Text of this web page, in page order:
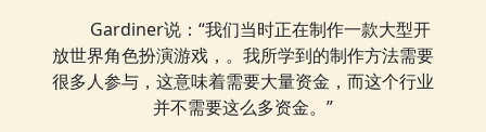
Gardiner说：“我们当时正在制作一款大型开
放世界角色扮演游戏，。我所学到的制作方法需要
很多人参与，这意味着需要大量资金，而这个行业
并不需要这么多资金。”